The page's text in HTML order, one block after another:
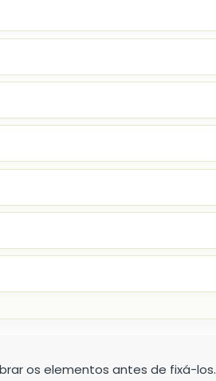
os elementos antes de fixá-los.